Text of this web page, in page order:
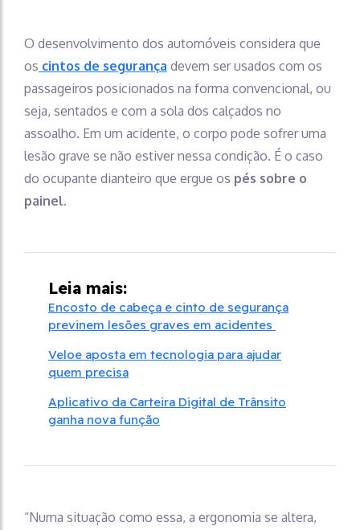
O desenvolvimento dos automóveis considera que
os cintos de segurança devem ser usados com os
passageiros posicionados na forma convencional, ou
seja, sentados e com a sola dos calçados no
assoalho. Em um acidente, o corpo pode sofrer uma
lesão grave se não estiver nessa condição. É o caso
do ocupante dianteiro que ergue os pés sobre o
painel.
Leia mais:
Encosto de cabeça e cinto de segurança
previnem lesões graves em acidentes
Veloe aposta em tecnologia para ajudar
quem precisa
Aplicativo da Carteira Digital de Trânsito
ganha nova função
“Numa situação como essa, a ergonomia se altera,